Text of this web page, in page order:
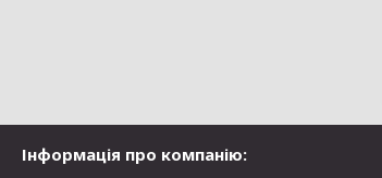
Інформація про компанію: